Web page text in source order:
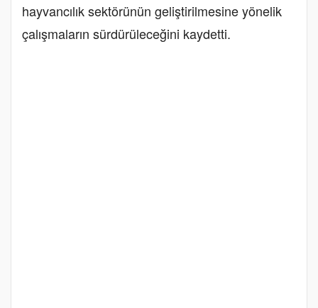
hayvancılık sektörünün geliştirilmesine yönelik
çalışmaların sürdürüleceğini kaydetti.